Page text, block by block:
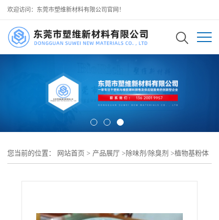
欢迎访问：东莞市塑维新材料有限公司官网！
您当前的位置： 网站首页 > 产品展厅 > 除味剂/除臭剂 >植物基粉体